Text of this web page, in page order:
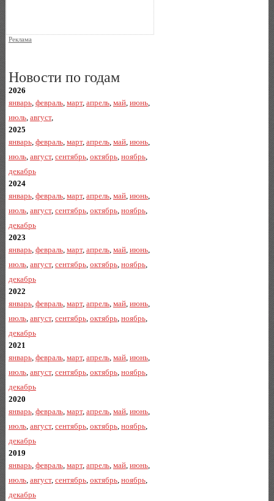
Реклама
Новости по годам
2026
январь, февраль, март, апрель, май, июнь,
июль, август,
2025
январь, февраль, март, апрель, май, июнь,
июль, август, сентябрь, октябрь, ноябрь,
декабрь
2024
январь, февраль, март, апрель, май, июнь,
июль, август, сентябрь, октябрь, ноябрь,
декабрь
2023
январь, февраль, март, апрель, май, июнь,
июль, август, сентябрь, октябрь, ноябрь,
декабрь
2022
январь, февраль, март, апрель, май, июнь,
июль, август, сентябрь, октябрь, ноябрь,
декабрь
2021
январь, февраль, март, апрель, май, июнь,
июль, август, сентябрь, октябрь, ноябрь,
декабрь
2020
январь, февраль, март, апрель, май, июнь,
июль, август, сентябрь, октябрь, ноябрь,
декабрь
2019
январь, февраль, март, апрель, май, июнь,
июль, август, сентябрь, октябрь, ноябрь,
декабрь